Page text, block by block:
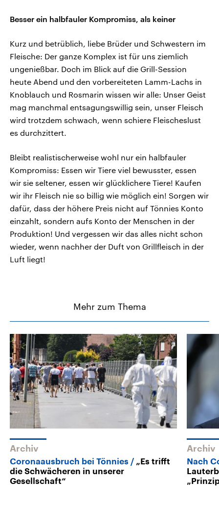
Besser ein halbfauler Kompromiss, als keiner
Kurz und betrüblich, liebe Brüder und Schwestern im
Fleische: Der ganze Komplex ist für uns ziemlich
ungenießbar. Doch im Blick auf die Grill-Session
heute Abend und den vorbereiteten Lamm-Lachs in
Knoblauch und Rosmarin wissen wir alle: Unser Geist
mag manchmal entsagungswillig sein, unser Fleisch
wird trotzdem schwach, wenn schiere Fleischeslust
es durchzittert.
Bleibt realistischerweise wohl nur ein halbfauler
Kompromiss: Essen wir Tiere viel bewusster, essen
wir sie seltener, essen wir glücklichere Tiere! Kaufen
wir ihr Fleisch nie so billig wie möglich ein! Sorgen wir
dafür, dass der höhere Preis nicht auf Tönnies Konto
einzahlt, sondern aufs Konto der Menschen in der
Produktion! Und vergessen wir das alles nicht schon
wieder, wenn nachher der Duft von Grillfleisch in der
Luft liegt!
Mehr zum Thema
Archiv
Coronaausbruch bei Tönnies
„Es trifft
die Schwächeren in unserer
Gesellschaft“
Archiv
Nach